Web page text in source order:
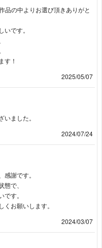
品の中よりお選び頂きありがと
です。
す！
2025/05/07
ました。
2024/07/24
謝です。
で、
す。
お願いします。
2024/03/07